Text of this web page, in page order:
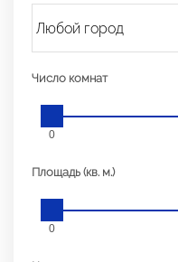
Число комнат
0
Площадь (кв. м.)
0